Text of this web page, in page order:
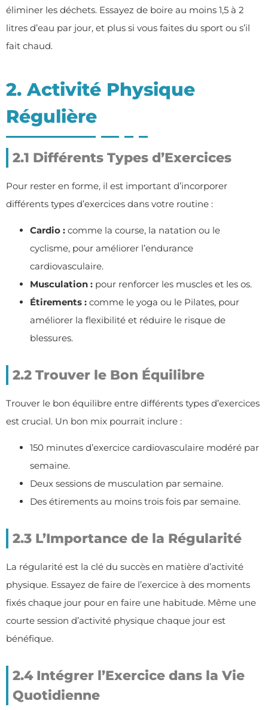
éliminer les déchets. Essayez de boire au moins 1,5 à 2
litres d’eau par jour, et plus si vous faites du sport ou s’il
fait chaud.
2. Activité Physique
Régulière
2.1 Différents Types d’Exercices
Pour rester en forme, il est important d’incorporer
différents types d’exercices dans votre routine :
Cardio : comme la course, la natation ou le
cyclisme, pour améliorer l’endurance
cardiovasculaire.
Musculation : pour renforcer les muscles et les os.
Étirements : comme le yoga ou le Pilates, pour
améliorer la flexibilité et réduire le risque de
blessures.
2.2 Trouver le Bon Équilibre
Trouver le bon équilibre entre différents types d’exercices
est crucial. Un bon mix pourrait inclure :
150 minutes d’exercice cardiovasculaire modéré par
semaine.
Deux sessions de musculation par semaine.
Des étirements au moins trois fois par semaine.
2.3 L’Importance de la Régularité
La régularité est la clé du succès en matière d’activité
physique. Essayez de faire de l’exercice à des moments
fixés chaque jour pour en faire une habitude. Même une
courte session d’activité physique chaque jour est
bénéfique.
2.4 Intégrer l’Exercice dans la Vie
Quotidienne